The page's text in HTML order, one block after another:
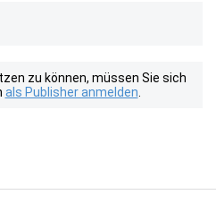
zu können, müssen Sie sich
als Publisher anmelden